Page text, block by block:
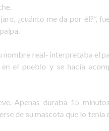
¿cuánto me da por él?”,
real- interpretaba el
el pueblo y se hacía
Apenas duraba 15
de su mascota que lo